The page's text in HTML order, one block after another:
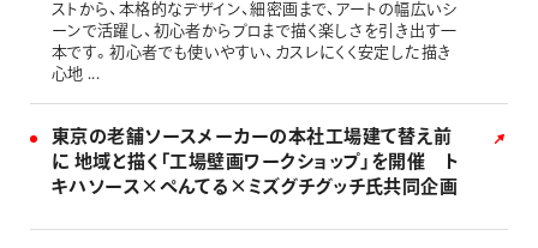
ストから、本格的なデザイン、細密画まで、アートの幅広いシ
ーンで活躍し、初心者からプロまで描く楽しさを引き出す一
本です。初心者でも使いやすい、カスレにくく安定した描き
心地 ...
東京の老舗ソースメーカーの本社工場建て替え前
に 地域と描く「工場壁画ワークショップ」を開催 ト
キハソース×ぺんてる×ミズグチグッチ氏共同企画